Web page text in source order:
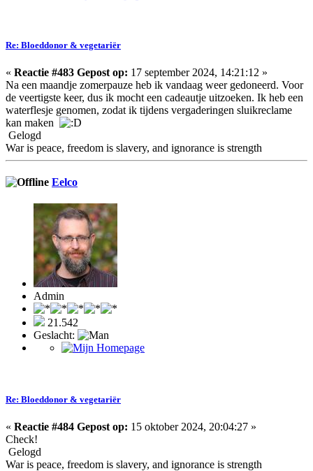
Re: Bloeddonor & vegetariër
« Reactie #483 Gepost op: 17 september 2024, 14:21:12 »
Na een maandje zomerpauze heb ik vandaag weer gedoneerd. Voor
de veertigste keer, dus ik mocht een cadeautje uitzoeken. Ik heb een
waterflesje genomen, zodat ik tijdens vergaderingen sluikreclame
kan maken
Gelogd
War is peace, freedom is slavery, and ignorance is strength
Eelco
Admin
21.542
Geslacht:
Re: Bloeddonor & vegetariër
« Reactie #484 Gepost op: 15 oktober 2024, 20:04:27 »
Check!
Gelogd
War is peace, freedom is slavery, and ignorance is strength